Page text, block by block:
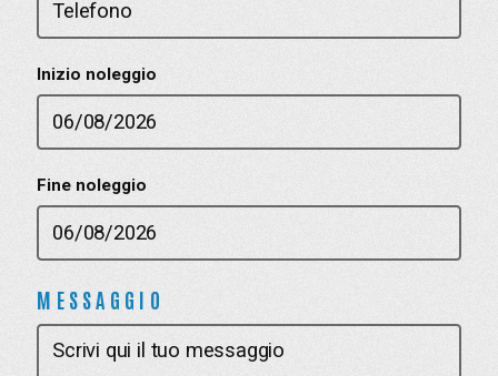
Inizio noleggio
Fine noleggio
MESSAGGIO